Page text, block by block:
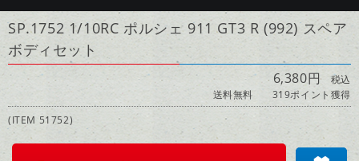
SP.1752 1/10RC ポルシェ 911 GT3 R (992) スペア
ボディセット
6,380円税込
送料無料
319ポイント獲得
(ITEM 51752)